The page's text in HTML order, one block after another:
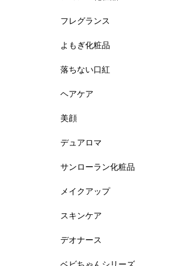
フレグランス
よもぎ化粧品
落ちない口紅
ヘアケア
美顔
デュアロマ
サンローラン化粧品
メイクアップ
スキンケア
デオナース